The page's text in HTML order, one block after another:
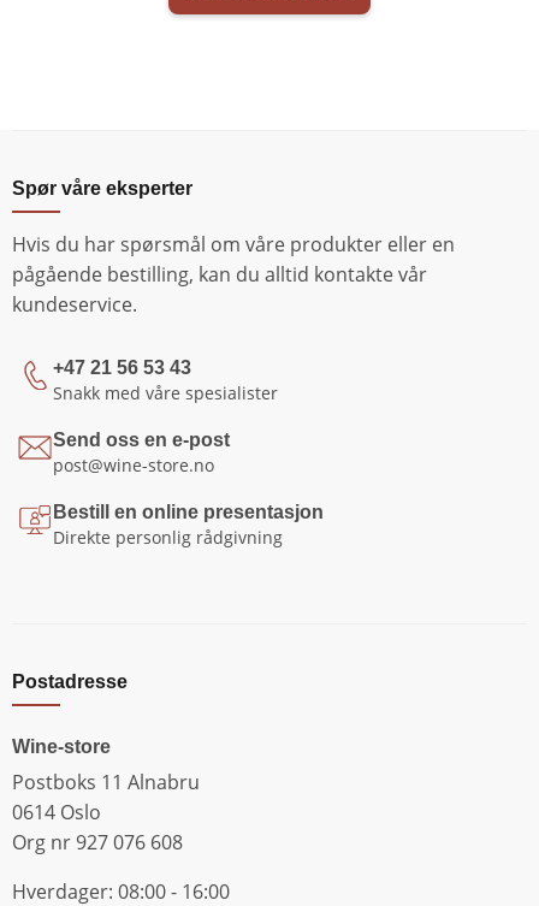
Spør våre eksperter
Hvis du har spørsmål om våre produkter eller en
pågående bestilling, kan du alltid kontakte vår
kundeservice.
+47 21 56 53 43
Snakk med våre spesialister
Send oss en e-post
post@wine-store.no
Bestill en online presentasjon
Direkte personlig rådgivning
Postadresse
Wine-store
Postboks 11 Alnabru
0614 Oslo
Org nr 927 076 608
Hverdager: 08:00 - 16:00